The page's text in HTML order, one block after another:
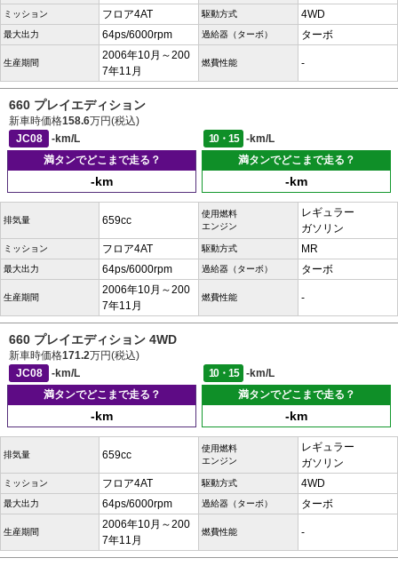
ミッション フロア4AT 駆動方式 4WD
最大出力 64ps/6000rpm 過給器（ターボ） ターボ
生産期間
2006年10月～200
7年11月
燃費性能 -
660 プレイエディション
新車時価格158.6万円(税込)
JC08
-km/L 10・15
-km/L
満タンでどこまで走る？
-km
満タンでどこまで走る？
-km
排気量 659cc
使用燃料
エンジン
レギュラー
ガソリン
ミッション フロア4AT 駆動方式 MR
最大出力 64ps/6000rpm 過給器（ターボ） ターボ
生産期間
2006年10月～200
7年11月
燃費性能 -
660 プレイエディション 4WD
新車時価格171.2万円(税込)
JC08
-km/L 10・15
-km/L
満タンでどこまで走る？
-km
満タンでどこまで走る？
-km
排気量 659cc
使用燃料
エンジン
レギュラー
ガソリン
ミッション フロア4AT 駆動方式 4WD
最大出力 64ps/6000rpm 過給器（ターボ） ターボ
生産期間
2006年10月～200
7年11月
燃費性能 -